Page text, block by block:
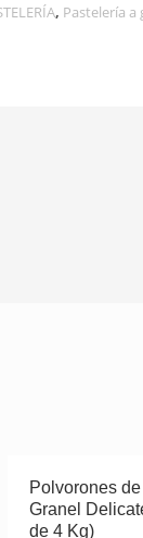
, Pastelería a
Polvorones
Granel
de 4 Kg)